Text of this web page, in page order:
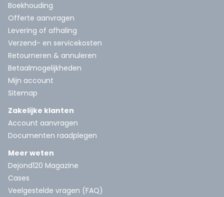
Boekhouding
Offerte aanvragen
Levering of afhaling
Verzend- en servicekosten
Retourneren & annuleren
Betaalmogelijkheden
Mijn account
Sitemap
Zakelijke klanten
Account aanvragen
Documenten raadplegen
Meer weten
Dejond120 Magazine
Cases
Veelgestelde vragen (FAQ)